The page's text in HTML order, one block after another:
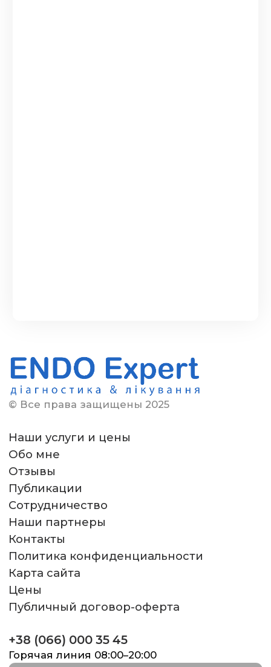
© Все права защищены 2025
Наши услуги и цены
Обо мне
Отзывы
Публикации
Сотрудничество
Наши партнеры
Контакты
Политика конфиденциальности
Карта сайта
Цены
Публичный договор-оферта
+38 (066) 000 35 45
Горячая линия 08:00–20:00